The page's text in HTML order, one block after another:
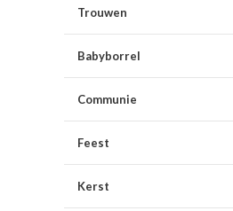
Trouwen
Babyborrel
Communie
Feest
Kerst